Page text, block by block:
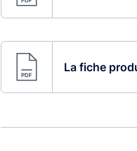
La fiche